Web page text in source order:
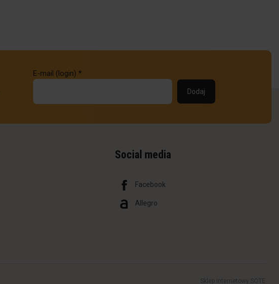
E-mail (login) *
Social media
Facebook
Allegro
Sklep internetowy SOTE